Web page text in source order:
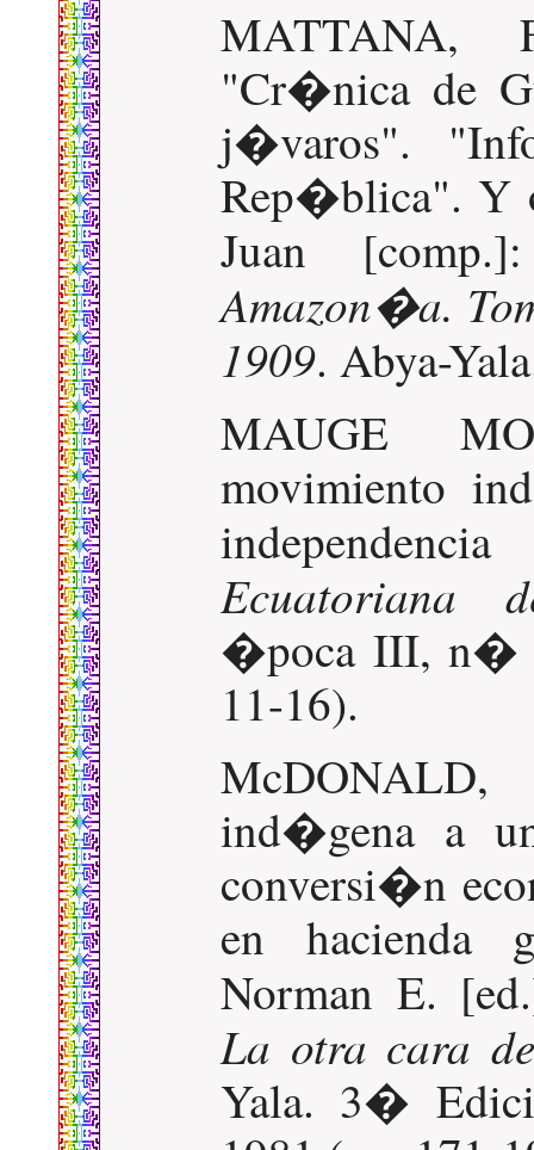
MATTANA,
"Cr�nica de
j�varos".
Rep�blica". Y
Juan
Amazon�a.
1909. Abya-
MAUGE
movimiento
Ecuatoriana
�poca III, n�
11-16).
ind�gena a
conversi�n
en hacienda
Norman E.
La otra cara
Yala. 3�